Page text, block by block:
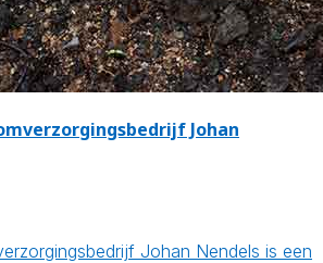
Johan
Johan Nendels is een